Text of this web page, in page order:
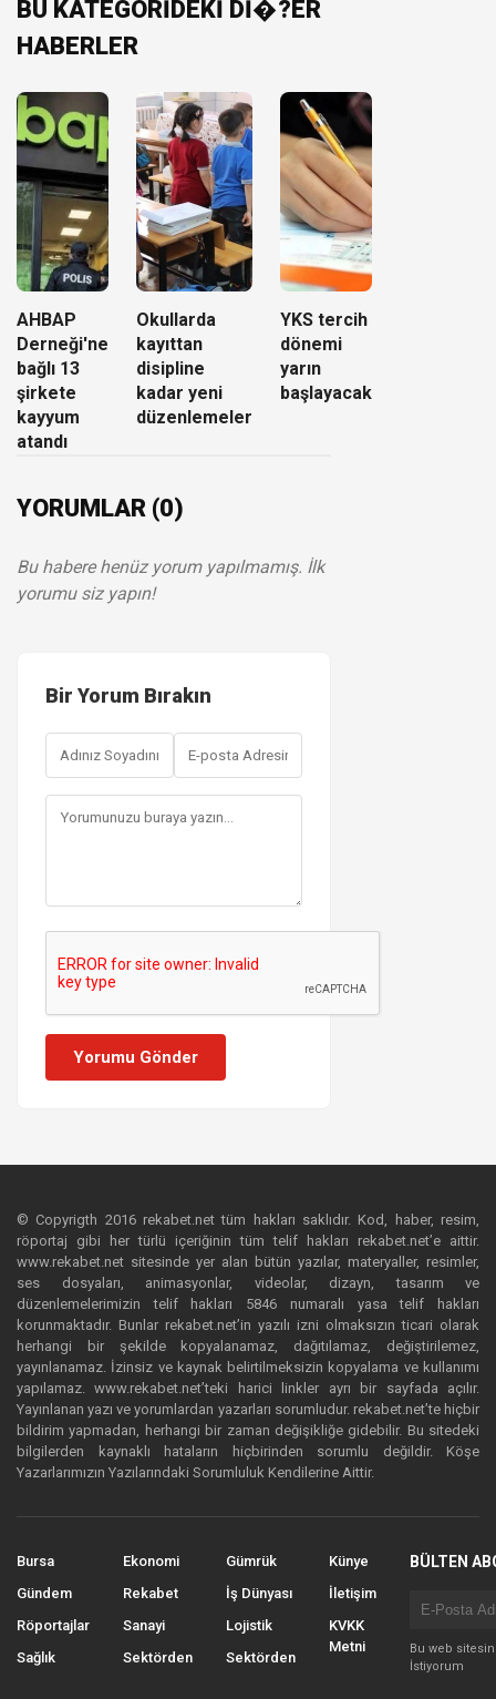
BU KATEGORİDEKİ Dİ�?ER
HABERLER
AHBAP
Derneği'ne
bağlı 13
şirkete
kayyum
atandı
Okullarda
kayıttan
disipline
kadar yeni
düzenlemeler
YKS tercih
dönemi
yarın
başlayacak
YORUMLAR (0)
Bu habere henüz yorum yapılmamış. İlk
yorumu siz yapın!
Bir Yorum Bırakın
Yorumu Gönder
© Copyrigth 2016 rekabet.net tüm hakları saklıdır. Kod, haber, resim,
röportaj gibi her türlü içeriğinin tüm telif hakları rekabet.net’e aittir.
www.rekabet.net sitesinde yer alan bütün yazılar, materyaller, resimler,
ses dosyaları, animasyonlar, videolar, dizayn, tasarım ve
düzenlemelerimizin telif hakları 5846 numaralı yasa telif hakları
korunmaktadır. Bunlar rekabet.net’in yazılı izni olmaksızın ticari olarak
herhangi bir şekilde kopyalanamaz, dağıtılamaz, değiştirilemez,
yayınlanamaz. İzinsiz ve kaynak belirtilmeksizin kopyalama ve kullanımı
yapılamaz. www.rekabet.net’teki harici linkler ayrı bir sayfada açılır.
Yayınlanan yazı ve yorumlardan yazarları sorumludur. rekabet.net’te hiçbir
bildirim yapmadan, herhangi bir zaman değişikliğe gidebilir. Bu sitedeki
bilgilerden kaynaklı hataların hiçbirinden sorumlu değildir. Köşe
Yazarlarımızın Yazılarındaki Sorumluluk Kendilerine Aittir.
Bursa
Gündem
Röportajlar
Sağlık
Ekonomi
Rekabet
Sanayi
Sektörden
Gümrük
İş Dünyası
Lojistik
Sektörden
Künye
İletişim
KVKK
Metni
BÜLTEN
Bu web
İstiyorum